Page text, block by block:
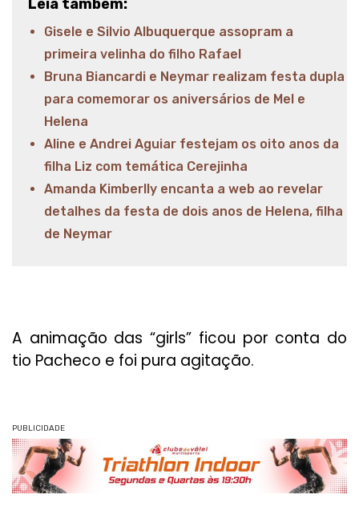
Leia também:
Gisele e Silvio Albuquerque assopram a
primeira velinha do filho Rafael
Bruna Biancardi e Neymar realizam festa dupla
para comemorar os aniversários de Mel e
Helena
Aline e Andrei Aguiar festejam os oito anos da
filha Liz com temática Cerejinha
Amanda Kimberlly encanta a web ao revelar
detalhes da festa de dois anos de Helena, filha
de Neymar
A animação das “girls” ficou por conta do
tio Pacheco e foi pura agitação.
PUBLICIDADE